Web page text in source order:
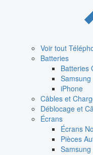
Voir tout
Batteries
Batteries
iPhone
Câbles et
Déblocage et
Écrans
Écrans
Pièces